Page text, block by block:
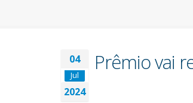
04
Jul
2024
Prêmio vai